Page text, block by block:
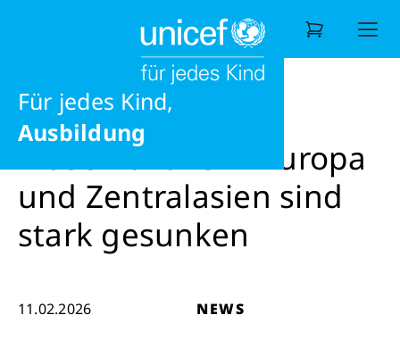
Für jedes Kind,
jedes Recht
Möglichkeiten
Ausbildung
Wonach suchen Sie?
Masern: Fälle in Europa und
Masern: Fälle in Europa
und Zentralasien sind
stark gesunken
11.02.2026 NEWS